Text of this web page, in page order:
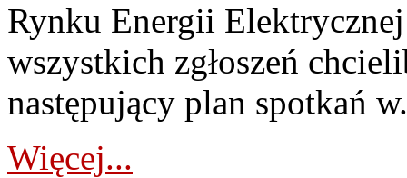
Rynku Energii
wszystkich zgłoszeń
następujący plan spotkań
Więcej...